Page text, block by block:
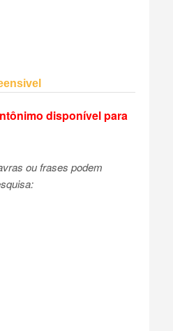
disponível para
ou frases podem